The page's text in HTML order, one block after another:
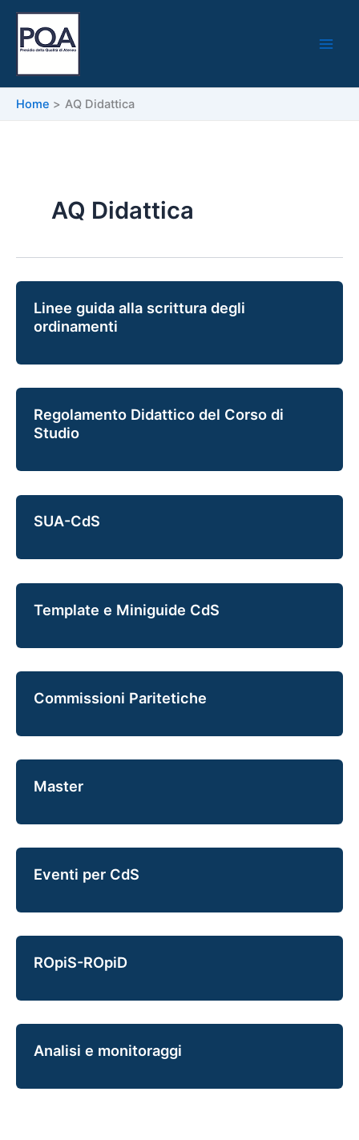
contenuto
Home AQ Didattica
AQ Didattica
Linee guida alla scrittura degli
ordinamenti
Regolamento Didattico del Corso di
Studio
SUA-CdS
Template e Miniguide CdS
Commissioni Paritetiche
Master
Eventi per CdS
ROpiS-ROpiD
Analisi e monitoraggi